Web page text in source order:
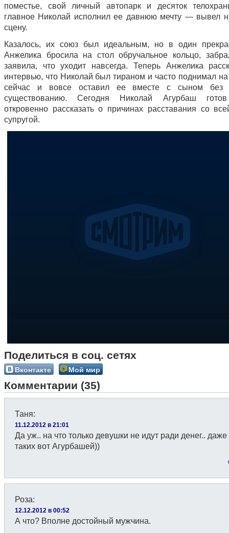
поместье, свой личный автопарк и десяток
главное Николай исполнил ее давнюю мечту — вывел
сцену.
Казалось, их союз был идеальным, но в один
Анжелика бросила на стол обручальное кольцо,
заявила, что уходит навсегда. Теперь Анжелика
интервью, что Николай был тираном и часто поднимал на
сейчас и вовсе оставил ее вместе с сыном без
существованию. Сегодня Николай Агурбаш
откровенно рассказать о причинах расставания со
супругой.
Поделиться в соц. сетях
Вконтакте Мой мир
Комментарии (35)
Таня:
11.12.2012 в 21:01
Да уж.. на что только девушки не идут ради денег.. даже
таких вот Агурбашей))
Роза:
12.12.2012 в 00:52
А что? Вполне достойный мужчина.